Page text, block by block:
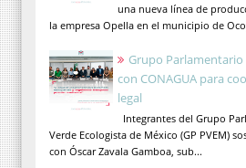
una nueva línea de
la empresa Opella en el municipio de
Grupo Parlamentario
con CONAGUA para
legal
Integrantes del Grupo
Verde Ecologista de México (GP PVEM)
con Óscar Zavala Gamboa, sub...